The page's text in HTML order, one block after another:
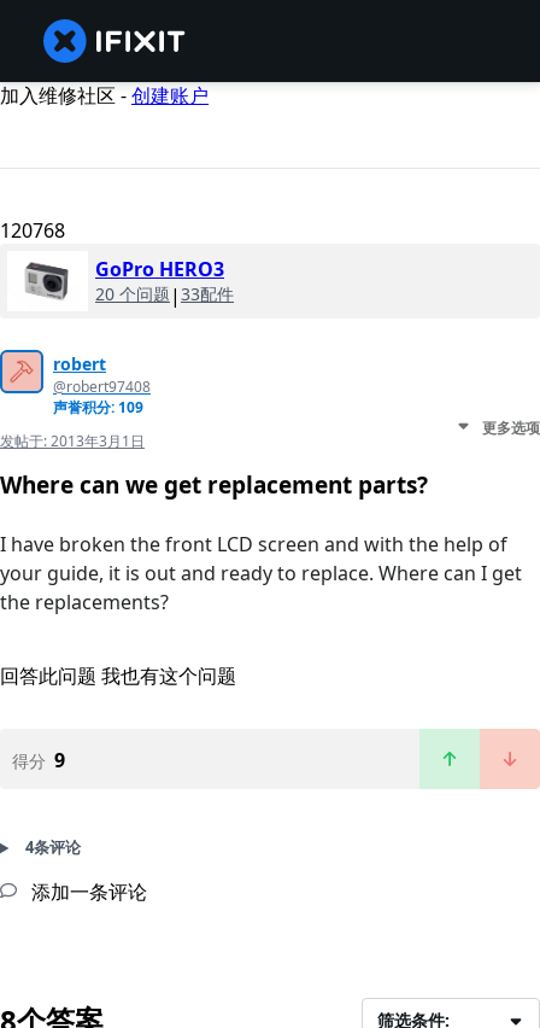
加入维修社区 -创建账户
120768
GoPro HERO3
20 个问题 | 33配件
robert
@robert97408
声誉积分: 109
发帖于:2013年3月1日
更多选项
Where can we get replacement parts?
I have broken the front LCD screen and with the help of
your guide, it is out and ready to replace. Where can I get
the replacements?
回答此问题 我也有这个问题
得分 9
4条评论
添加一条评论
筛选条件: